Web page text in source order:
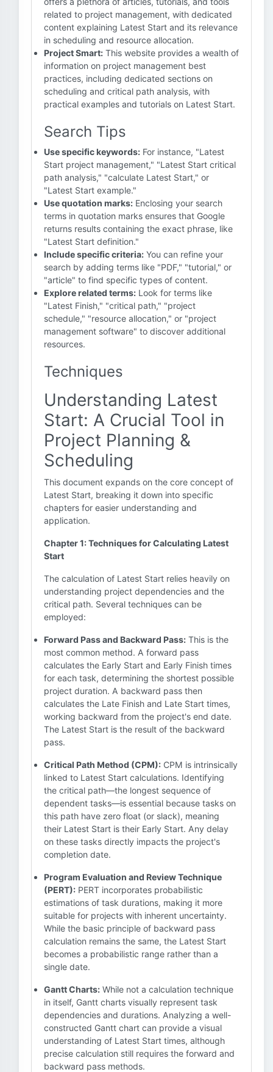
related to project management, with dedicated
content explaining Latest Start and its relevance
in scheduling and resource allocation.
Project Smart: This website provides a wealth of
information on project management best
practices, including dedicated sections on
scheduling and critical path analysis, with
practical examples and tutorials on Latest Start.
Search Tips
Use specific keywords: For instance, "Latest
Start project management," "Latest Start critical
path analysis," "calculate Latest Start," or
"Latest Start example."
Use quotation marks: Enclosing your search
terms in quotation marks ensures that Google
returns results containing the exact phrase, like
"Latest Start definition."
Include specific criteria: You can refine your
search by adding terms like "PDF," "tutorial," or
"article" to find specific types of content.
Explore related terms: Look for terms like
"Latest Finish," "critical path," "project
schedule," "resource allocation," or "project
management software" to discover additional
resources.
Techniques
Understanding Latest
Start: A Crucial Tool in
Project Planning &
Scheduling
This document expands on the core concept of
Latest Start, breaking it down into specific
chapters for easier understanding and
application.
Chapter 1: Techniques for Calculating Latest
Start
The calculation of Latest Start relies heavily on
understanding project dependencies and the
critical path. Several techniques can be
employed:
Forward Pass and Backward Pass: This is the
most common method. A forward pass
calculates the Early Start and Early Finish times
for each task, determining the shortest possible
project duration. A backward pass then
calculates the Late Finish and Late Start times,
working backward from the project's end date.
The Latest Start is the result of the backward
pass.
Critical Path Method (CPM): CPM is intrinsically
linked to Latest Start calculations. Identifying
the critical path—the longest sequence of
dependent tasks—is essential because tasks on
this path have zero float (or slack), meaning
their Latest Start is their Early Start. Any delay
on these tasks directly impacts the project's
completion date.
Program Evaluation and Review Technique
(PERT): PERT incorporates probabilistic
estimations of task durations, making it more
suitable for projects with inherent uncertainty.
While the basic principle of backward pass
calculation remains the same, the Latest Start
becomes a probabilistic range rather than a
single date.
Gantt Charts: While not a calculation technique
in itself, Gantt charts visually represent task
dependencies and durations. Analyzing a well-
constructed Gantt chart can provide a visual
understanding of Latest Start times, although
precise calculation still requires the forward and
backward pass methods.